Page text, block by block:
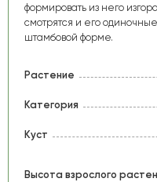
формировать из него
смотрятся и его
штамбовой форме.
Растение
Категория
Куст
Высота взрослого